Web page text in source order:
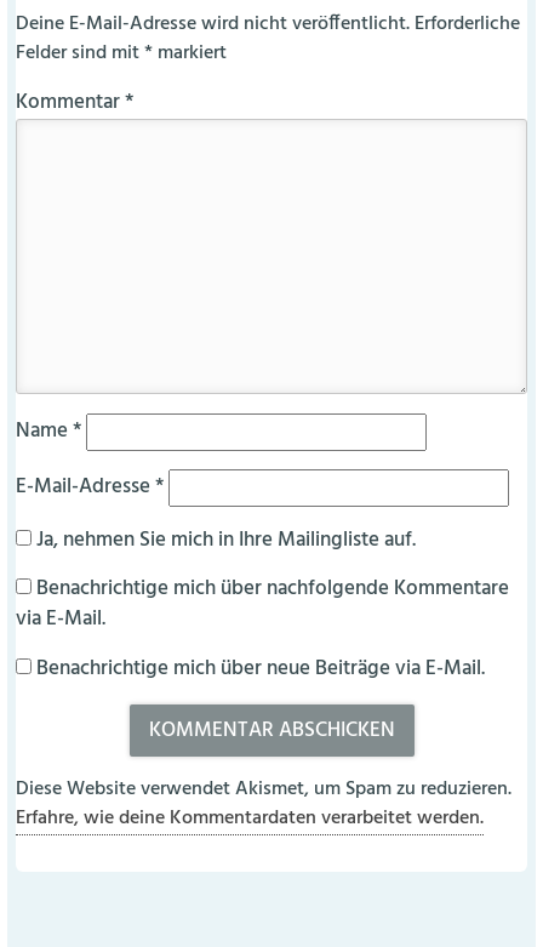
Deine E-Mail-Adresse wird nicht veröffentlicht. Erforderliche
Felder sind mit*markiert
Kommentar*
Name*
E-Mail-Adresse*
Ja, nehmen Sie mich in Ihre Mailingliste auf.
Benachrichtige mich über nachfolgende Kommentare
via E-Mail.
Benachrichtige mich über neue Beiträge via E-Mail.
Diese Website verwendet Akismet, um Spam zu reduzieren.
Erfahre, wie deine Kommentardaten verarbeitet werden.